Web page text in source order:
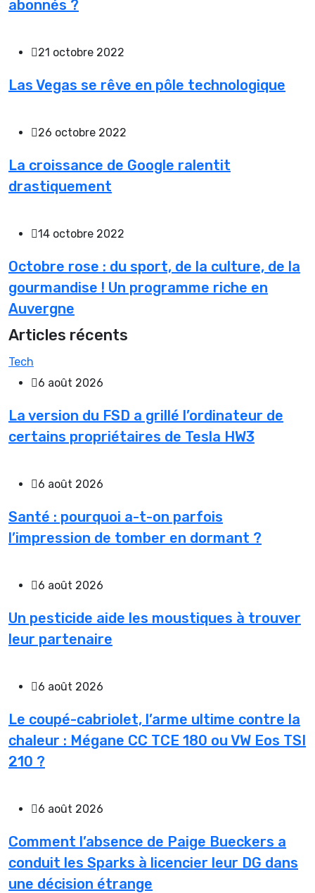
abonnés ?
21 octobre 2022
Las Vegas se rêve en pôle technologique
26 octobre 2022
La croissance de Google ralentit
drastiquement
14 octobre 2022
Octobre rose : du sport, de la culture, de la
gourmandise ! Un programme riche en
Auvergne
Articles récents
Tech
6 août 2026
La version du FSD a grillé l’ordinateur de
certains propriétaires de Tesla HW3
6 août 2026
Santé : pourquoi a-t-on parfois
l’impression de tomber en dormant ?
6 août 2026
Un pesticide aide les moustiques à trouver
leur partenaire
6 août 2026
Le coupé-cabriolet, l’arme ultime contre la
chaleur : Mégane CC TCE 180 ou VW Eos TSI
210 ?
6 août 2026
Comment l’absence de Paige Bueckers a
conduit les Sparks à licencier leur DG dans
une décision étrange